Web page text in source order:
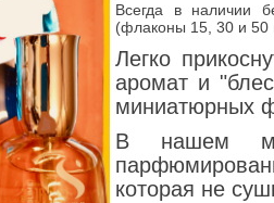
Всегда в наличии
(флаконы 15, 30 и 50
Легко
аромат и
миниатюрных
В нашем
которая не